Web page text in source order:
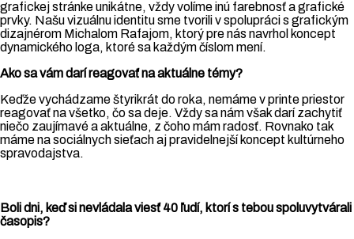
grafickej stránke unikátne, vždy volíme inú farebnosť a grafické
prvky. Našu vizuálnu identitu sme tvorili v spolupráci s grafickým
dizajnérom Michalom Rafajom, ktorý pre nás navrhol koncept
dynamického loga, ktoré sa každým číslom mení.
Ako sa vám darí reagovať na aktuálne témy?
Keďže vychádzame štyrikrát do roka, nemáme v printe priestor
reagovať na všetko, čo sa deje. Vždy sa nám však darí zachytiť
niečo zaujímavé a aktuálne, z čoho mám radosť. Rovnako tak
máme na sociálnych sieťach aj pravidelnejší koncept kultúrneho
spravodajstva.
Boli dni, keď si nevládala viesť 40 ľudí, ktorí s tebou spoluvytvárali
časopis?